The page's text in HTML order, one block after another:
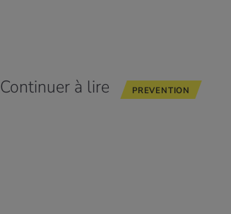
Continuer à lire PREVENTION